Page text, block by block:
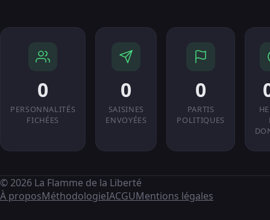
0
PERSONNALITÉS
FICHÉES
0
SAISINES
ENVOYÉES
0
PARTIS
POLITIQUES
© 2026 La Flamme de la Liberté
À proposMéthodologieIACGUMentions légales